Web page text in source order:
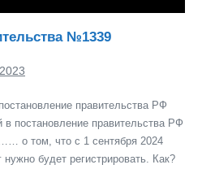
№1339
правительства РФ
постановление правительства РФ
о том, что с 1 сентября 2024
будет регистрировать. Как?